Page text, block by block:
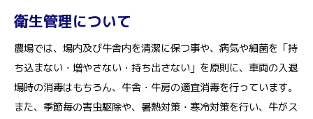
衛生管理について
農場では、場内及び牛舎内を清潔に保つ事や、病気や細菌を「持
ち込まない・増やさない・持ち出さない」を原則に、車両の入退
場時の消毒はもちろん、牛舎・牛房の適宜消毒を行っています。
また、季節毎の害虫駆除や、暑熱対策・寒冷対策を行い、牛がス